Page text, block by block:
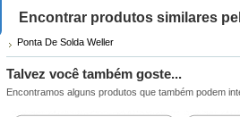
Encontrar produtos similares
Ponta De Solda Weller
Talvez você também goste...
Encontramos alguns produtos que também podem